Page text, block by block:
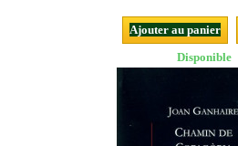
Ajouter au panier
Disponible